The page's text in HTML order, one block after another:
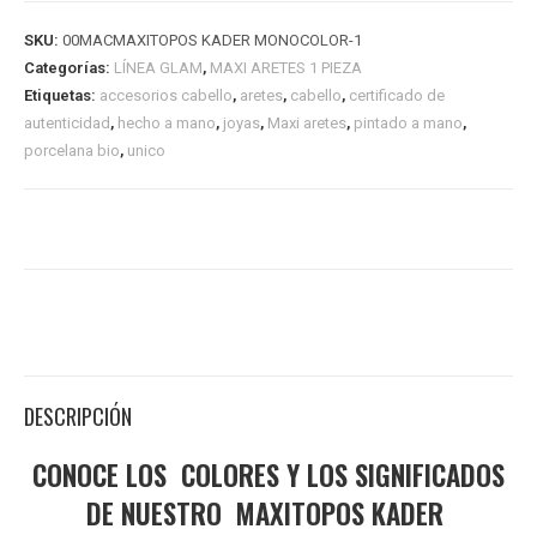
SKU: 00MACMAXITOPOS KADER MONOCOLOR-1
Categorías: LÍNEA GLAM, MAXI ARETES 1 PIEZA
Etiquetas: accesorios cabello, aretes, cabello, certificado de
autenticidad , hecho a mano, joyas, Maxi aretes, pintado a mano,
porcelana bio, unico
DESCRIPCIÓN
CONOCE LOS COLORES Y LOS SIGNIFICADOS
DE NUESTRO MAXITOPOS KADER